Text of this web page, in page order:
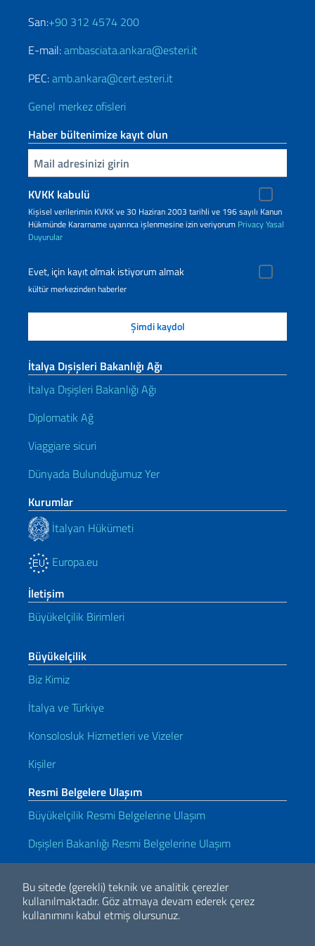
Bu sitede (gerekli) teknik ve analitik çerezler
kullanılmaktadır. Göz atmaya devam ederek çerez
kullanımını kabul etmiş olursunuz.
San:+90 312 4574 200
E-mail:ambasciata.ankara@esteri.it
PEC:amb.ankara@cert.esteri.it
Genel merkez ofisleri
Haber bültenimize kayıt olun
Inserisci la tua email
KVKK kabulü
Kişisel verilerimin KVKK ve 30 Haziran 2003 tarihli ve 196 sayılı Kanun
Hükmünde Kararname uyarınca işlenmesine izin veriyorum PrivacyYasal
Duyurular
Evet, için kayıt olmak istiyorum almak
kültür merkezinden haberler
İtalya Dışişleri Bakanlığı Ağı
İtalya Dışişleri Bakanlığı Ağı
Diplomatik Ağ
Viaggiare sicuri
Dünyada Bulunduğumuz Yer
Kurumlar
İtalyan Hükümeti
Europa.eu
İletişim
Büyükelçilik Birimleri
Büyükelçilik
Biz Kimiz
İtalya ve Türkiye
Konsolosluk Hizmetleri ve Vizeler
Kişiler
Resmi Belgelere Ulaşım
Büyükelçilik Resmi Belgelerine Ulaşım
Dışişleri Bakanlığı Resmi Belgelerine Ulaşım
Kullanışlı bağlantılar
Note legaliPrivacy e cookie policyDichiarazione di accessibilità